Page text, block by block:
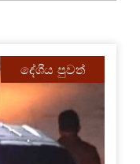
දේශීය පුවත්